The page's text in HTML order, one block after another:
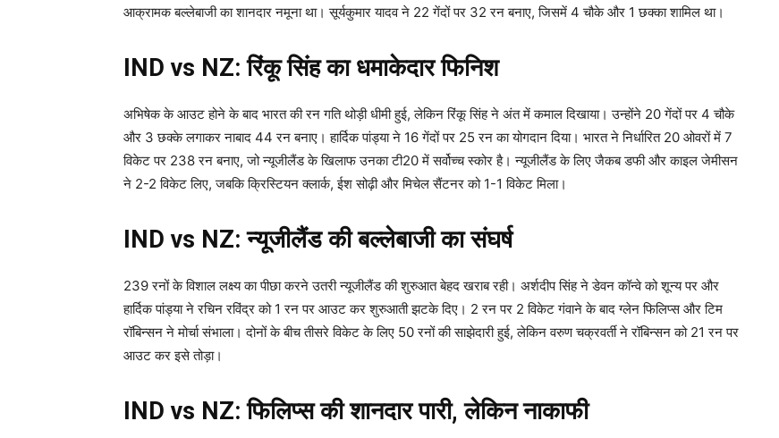
आक्रामक बल्लेबाजी का शानदार नमूना था। सूर्यकुमार यादव ने 22 गेंदों पर 32 रन बनाए, जिसमें 4 चौके और 1 छक्का शामिल था।
IND vs NZ: रिंकू सिंह का धमाकेदार फिनिश
अभिषेक के आउट होने के बाद भारत की रन गति थोड़ी धीमी हुई, लेकिन रिंकू सिंह ने अंत में कमाल दिखाया। उन्होंने 20 गेंदों पर 4 चौके
और 3 छक्के लगाकर नाबाद 44 रन बनाए। हार्दिक पांड्या ने 16 गेंदों पर 25 रन का योगदान दिया। भारत ने निर्धारित 20 ओवरों में 7
विकेट पर 238 रन बनाए, जो न्यूजीलैंड के खिलाफ उनका टी20 में सर्वोच्च स्कोर है। न्यूजीलैंड के लिए जैकब डफी और काइल जेमीसन
ने 2-2 विकेट लिए, जबकि क्रिस्टियन क्लार्क, ईश सोढ़ी और मिचेल सैंटनर को 1-1 विकेट मिला।
IND vs NZ: न्यूजीलैंड की बल्लेबाजी का संघर्ष
239 रनों के विशाल लक्ष्य का पीछा करने उतरी न्यूजीलैंड की शुरुआत बेहद खराब रही। अर्शदीप सिंह ने डेवन कॉन्वे को शून्य पर और
हार्दिक पांड्या ने रचिन रविंद्र को 1 रन पर आउट कर शुरुआती झटके दिए। 2 रन पर 2 विकेट गंवाने के बाद ग्लेन फिलिप्स और टिम
रॉबिन्सन ने मोर्चा संभाला। दोनों के बीच तीसरे विकेट के लिए 50 रनों की साझेदारी हुई, लेकिन वरुण चक्रवर्ती ने रॉबिन्सन को 21 रन पर
आउट कर इसे तोड़ा।
IND vs NZ: फिलिप्स की शानदार पारी, लेकिन नाकाफी